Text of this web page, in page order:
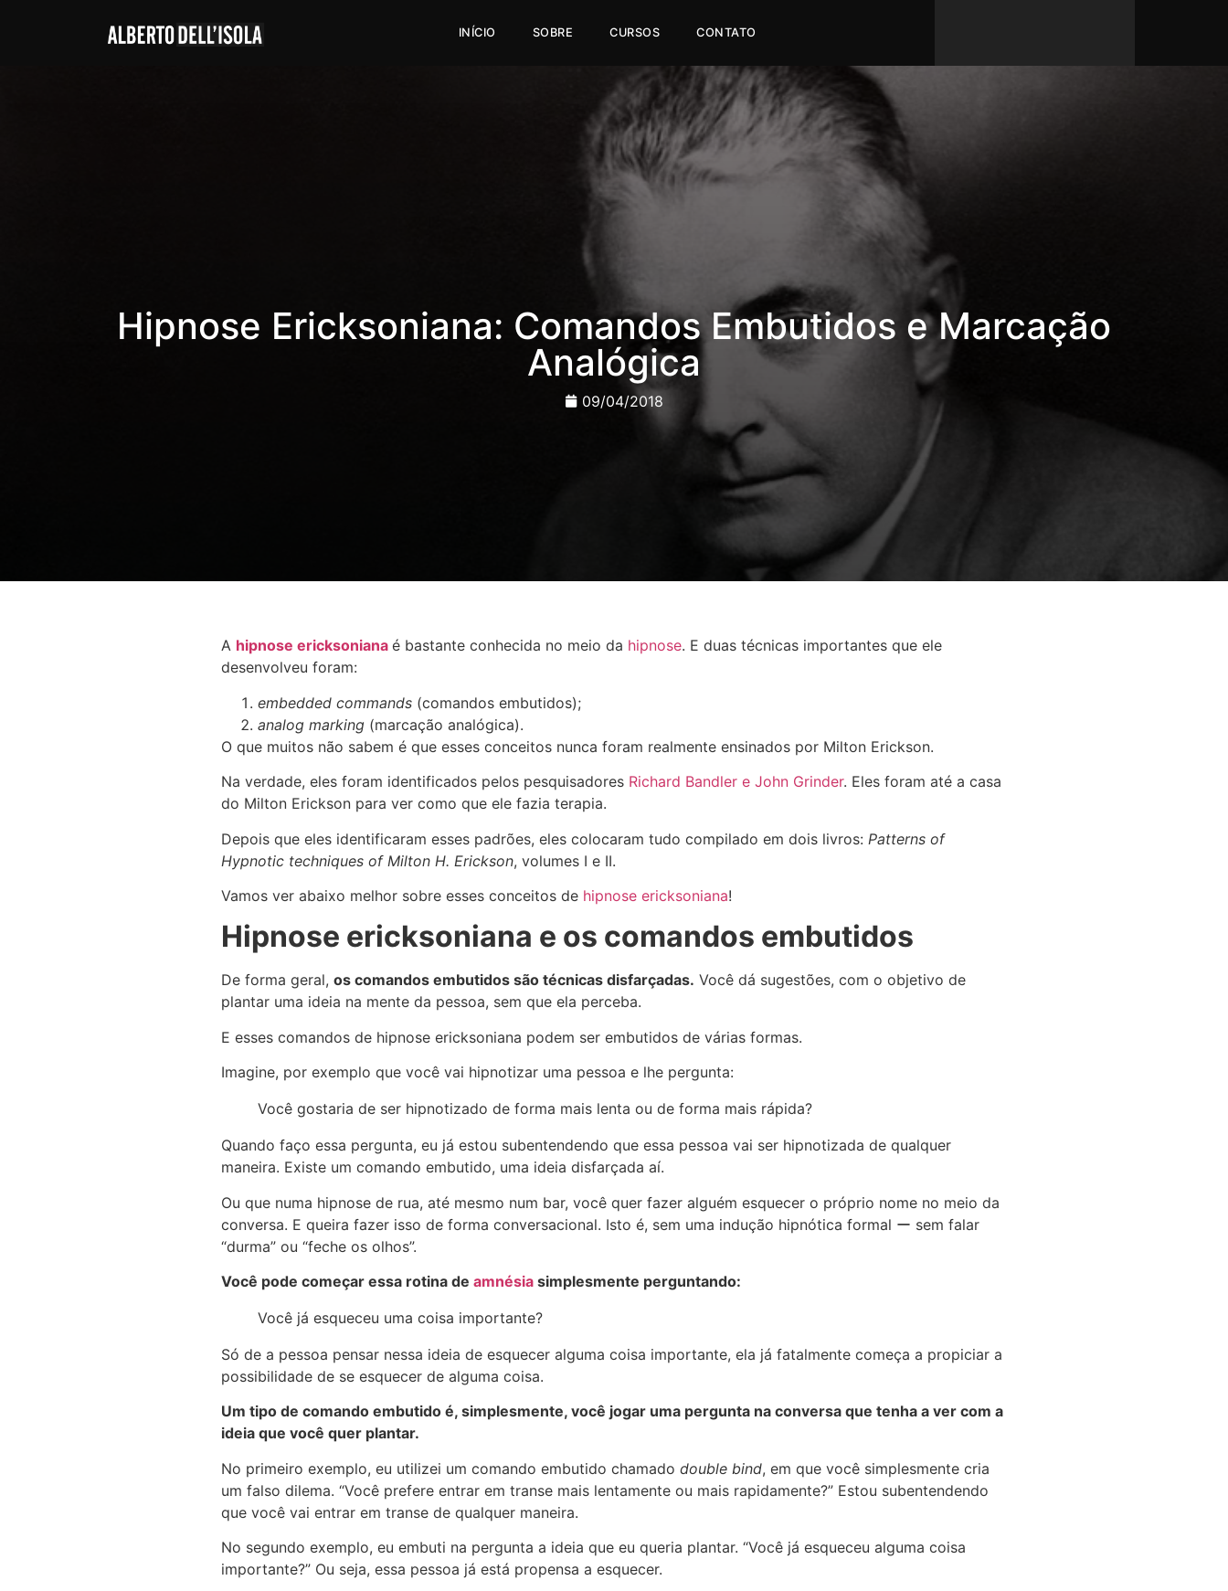
INÍCIO SOBRE CURSOS CONTATO
Hipnose Ericksoniana: Comandos Embutidos e Marcação
Analógica
09/04/2018
A hipnose ericksoniana é bastante conhecida no meio da hipnose. E duas técnicas importantes que ele
desenvolveu foram:
embedded commands (comandos embutidos);
analog marking (marcação analógica).
O que muitos não sabem é que esses conceitos nunca foram realmente ensinados por Milton Erickson.
Na verdade, eles foram identificados pelos pesquisadores Richard Bandler e John Grinder. Eles foram até a casa
do Milton Erickson para ver como que ele fazia terapia.
Depois que eles identificaram esses padrões, eles colocaram tudo compilado em dois livros: Patterns of
Hypnotic techniques of Milton H. Erickson, volumes I e II.
Vamos ver abaixo melhor sobre esses conceitos de hipnose ericksoniana!
Hipnose ericksoniana e os comandos embutidos
De forma geral, os comandos embutidos são técnicas disfarçadas. Você dá sugestões, com o objetivo de
plantar uma ideia na mente da pessoa, sem que ela perceba.
E esses comandos de hipnose ericksoniana podem ser embutidos de várias formas.
Imagine, por exemplo que você vai hipnotizar uma pessoa e lhe pergunta:
Você gostaria de ser hipnotizado de forma mais lenta ou de forma mais rápida?
Quando faço essa pergunta, eu já estou subentendendo que essa pessoa vai ser hipnotizada de qualquer
maneira. Existe um comando embutido, uma ideia disfarçada aí.
Ou que numa hipnose de rua, até mesmo num bar, você quer fazer alguém esquecer o próprio nome no meio da
conversa. E queira fazer isso de forma conversacional. Isto é, sem uma indução hipnótica formal ー sem falar
“durma” ou “feche os olhos”.
Você pode começar essa rotina de amnésia simplesmente perguntando:
Você já esqueceu uma coisa importante?
Só de a pessoa pensar nessa ideia de esquecer alguma coisa importante, ela já fatalmente começa a propiciar a
possibilidade de se esquecer de alguma coisa.
Um tipo de comando embutido é, simplesmente, você jogar uma pergunta na conversa que tenha a ver com a
ideia que você quer plantar.
No primeiro exemplo, eu utilizei um comando embutido chamado double bind, em que você simplesmente cria
um falso dilema. “Você prefere entrar em transe mais lentamente ou mais rapidamente?” Estou subentendendo
que você vai entrar em transe de qualquer maneira.
No segundo exemplo, eu embuti na pergunta a ideia que eu queria plantar. “Você já esqueceu alguma coisa
importante?” Ou seja, essa pessoa já está propensa a esquecer.